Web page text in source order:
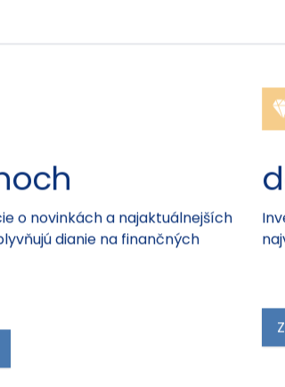
o novinkách a najaktuálnejších
dianie na finančných